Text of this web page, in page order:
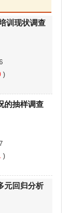
训现状调查
)
的抽样调查
)
元回归分析